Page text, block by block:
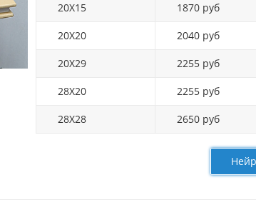
20X15 1870 руб
20X20 2040 руб
20X29 2255 руб
28X20 2255 руб
28X28 2650 руб